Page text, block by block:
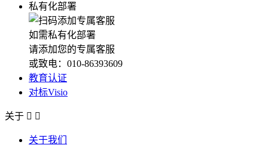
私有化部署
如需私有化部署
请添加您的专属客服
或致电：010-86393609
教育认证
对标Visio
关于  
关于我们